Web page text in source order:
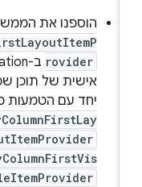
הוספנו את הממשק
rovider
אישית של תוכן
יחד עם הטמעות
outItemProvider
ibleItemProvider